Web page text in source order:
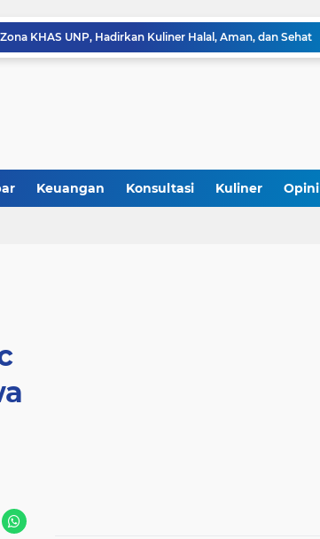
KHAS UNP, Hadirkan Kuliner Halal, Aman, dan Sehat
Penggerak Literasi Halal di Daerah
UIN Lampung Perkuat Kewirausahaan Halal
Keuangan Konsultasi Kuliner Opini